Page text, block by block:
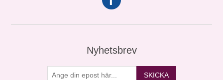
Nyhetsbrev
SKICKA